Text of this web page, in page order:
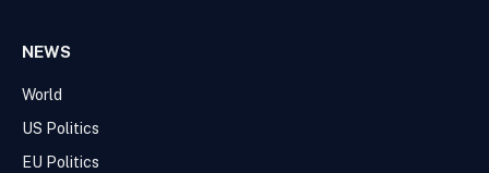
NEWS
World
US Politics
EU Politics